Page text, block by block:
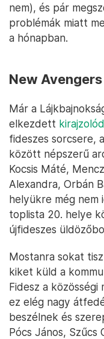
nem), és pár
problémák miatt
a hónapban.
New Avengers
Már a
elkezdett
fideszes sorcsere,
között népszerű
Kocsis Máté,
Alexandra, Orbán
helyükre még nem
toplista 20. helye
újfideszes
Mostanra sokat
kiket küld a
Fidesz a közösségi
ez elég nagy
beszélnek és
Pócs János, Szűcs